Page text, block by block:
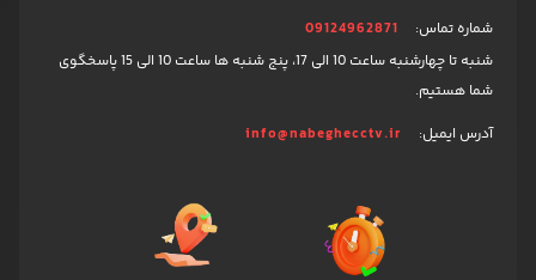
شماره تماس:
09124962871
شنبه تا چهارشنبه ساعت 10 الی 17، پنج شنبه ها ساعت 10 الی 15 پاسخگوی
شما هستیم.
آدرس ایمیل:
info@nabeghecctv.ir